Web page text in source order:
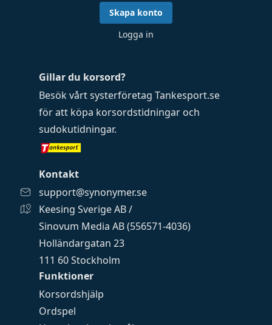
Funktioner
Korsordshjälp
Ordspel
Gillar du korsord?
Besök vårt systerföretag Tankesport.se
för att köpa korsordstidningar och
sudokutidningar.
Kontakt
support@synonymer.se
Keesing Sverige AB /
Sinovum Media AB (556571-4036)
Holländargatan 23
111 60 Stockholm
Skapa konto
Logga in